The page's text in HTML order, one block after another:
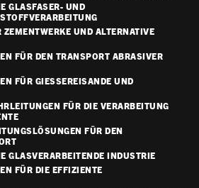
GLASFASER- UND
UND ALTERNATIVE
FÜR DEN TRANSPORT ABRASIVER
FÜR GIESSEREISANDE UND A
FÜR DIE VERARBEITUNG A
FÜR DEN
GLASVERARBEITENDE INDUSTRIE
FÜR DIE EFFIZIENTE